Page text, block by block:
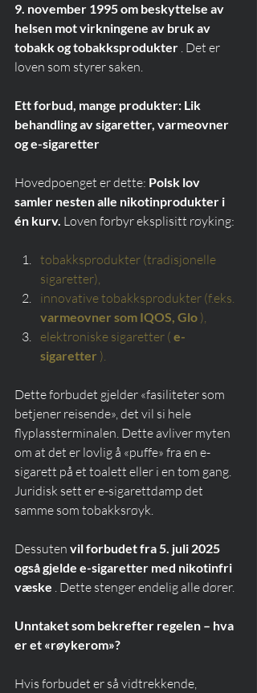
9. november 1995 om beskyttelse av
helsen mot virkningene av bruk av
tobakk og tobakksprodukter . Det er
loven som styrer saken.
Ett forbud, mange produkter: Lik
behandling av sigaretter, varmeovner
og e-sigaretter
Hovedpoenget er dette: Polsk lov
samler nesten alle nikotinprodukter i
én kurv. Loven forbyr eksplisitt røyking:
tobakksprodukter (tradisjonelle
sigaretter),
innovative tobakksprodukter (f.eks.
varmeovner som IQOS, Glo ),
elektroniske sigaretter ( e-
sigaretter ).
Dette forbudet gjelder «fasiliteter som
betjener reisende», det vil si hele
flyplassterminalen. Dette avliver myten
om at det er lovlig å «puffe» fra en e-
sigarett på et toalett eller i en tom gang.
Juridisk sett er e-sigarettdamp det
samme som tobakksrøyk.
Dessuten vil forbudet fra 5. juli 2025
også gjelde e-sigaretter med nikotinfri
væske . Dette stenger endelig alle dører.
Unntaket som bekrefter regelen – hva
er et «røykerom»?
Hvis forbudet er så vidtrekkende,